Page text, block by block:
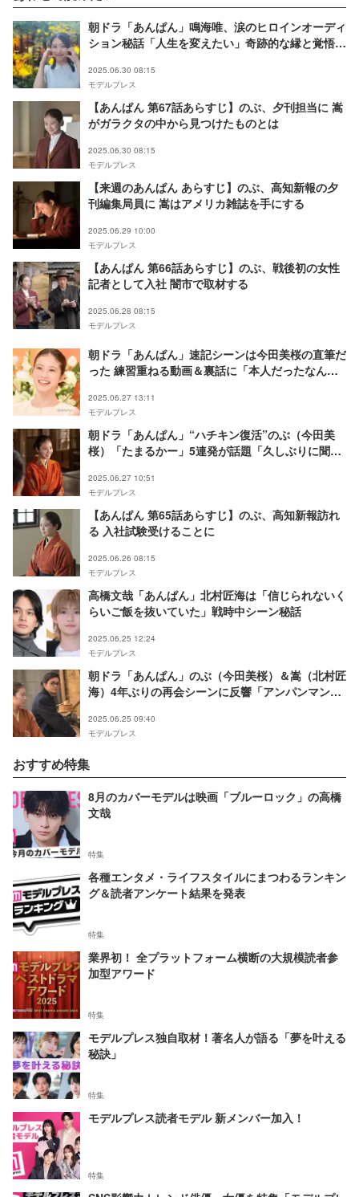
朝ドラ「あんぱん」鳴海唯、涙のヒロインオーディ
ション秘話「人生を変えたい」奇跡的な縁と覚悟か
2025.06.30 08:15
モデルプレス
【あんぱん 第67話あらすじ】のぶ、夕刊担当に 嵩
がガラクタの中から見つけたものとは
2025.06.30 08:15
モデルプレス
【来週のあんぱん あらすじ】のぶ、高知新報の夕
刊編集局員に 嵩はアメリカ雑誌を手にする
2025.06.29 10:00
モデルプレス
【あんぱん 第66話あらすじ】のぶ、戦後初の女性
記者として入社 闇市で取材する
2025.06.28 08:15
モデルプレス
朝ドラ「あんぱん」速記シーンは今田美桜の直筆だ
った 練習重ねる動画＆裏話に「本人だったなん
2025.06.27 13:11
モデルプレス
朝ドラ「あんぱん」“ハチキン復活”のぶ（今田美
桜）「たまるかー」5連発が話題「久しぶりに聞け
2025.06.27 10:51
モデルプレス
【あんぱん 第65話あらすじ】のぶ、高知新報訪れ
る 入社試験受けることに
2025.06.26 08:15
モデルプレス
高橋文哉「あんぱん」北村匠海は「信じられないく
らいご飯を抜いていた」戦時中シーン秘話
2025.06.25 12:24
モデルプレス
朝ドラ「あんぱん」のぶ（今田美桜）＆嵩（北村匠
海）4年ぶりの再会シーンに反響「アンパンマン誕
2025.06.25 09:40
モデルプレス
おすすめ特集
8月のカバーモデルは映画「ブルーロック」の高橋
文哉
特集
各種エンタメ・ライフスタイルにまつわるランキン
グ＆読者アンケート結果を発表
特集
業界初！ 全プラットフォーム横断の大規模読者参
加型アワード
特集
モデルプレス独自取材！著名人が語る「夢を叶える
秘訣」
特集
モデルプレス読者モデル 新メンバー加入！
特集